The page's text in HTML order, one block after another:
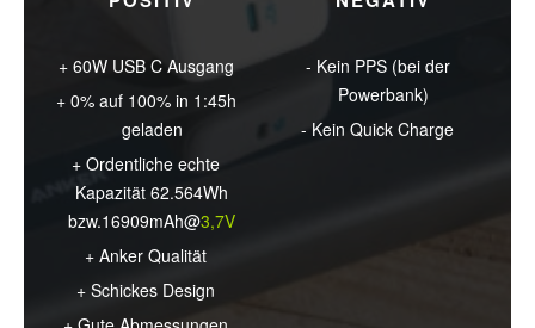
60W USB C Ausgang
0% auf 100% in 1:45h
geladen
Ordentliche echte
Kapazität 62.564Wh
bzw.16909mAh@3,7V
Anker Qualität
Schickes Design
Kein PPS (bei der
Powerbank)
Kein Quick Charge